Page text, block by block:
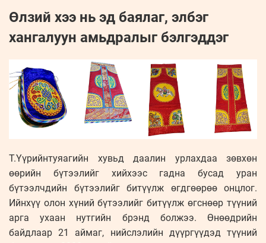
Өлзий хээ нь эд баялаг, элбэг
хангалуун амьдралыг бэлгэддэг
Т.Үүрийнтуяагийн хувьд даалин урлахдаа зөвхөн
өөрийн бүтээлийг хийхээс гадна бусад уран
бүтээлчдийн бүтээлийг битүүлж өгдгөөрөө онцлог.
Ийнхүү олон хүний бүтээлийг битүүлж өгснөөр түүний
арга ухаан нутгийн брэнд болжээ. Өнөөдрийн
байдлаар 21 аймаг, нийслэлийн дүүргүүдэд түүний